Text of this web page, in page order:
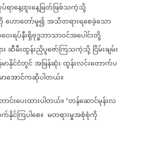
ာနေ့ထူးနေ့မြတ်ဖြစ်သကဲ့သို့
ဟောတော်မူ၍အသိတရားရစေခဲ့သော
ေးရပ်နီးရှိဗုဒ္ဓဘာသာဝင်အပေါင်းတို့
ဆီမီးထွန်းညှိပူဇော်ကြသကဲ့သို့ငြိမ်းချမ်း
ာနိုင်ငံတွင်အမြန်ဆုံးထွန်းလင်းတောက်ပ
မာအောင်ကဆိုပါတယ်။
င်းပေးထားပါတယ်။ "တန်ဆောင်မုန်းလ
ကြပါစေ။ မတရားမှုအစုံစုံကို